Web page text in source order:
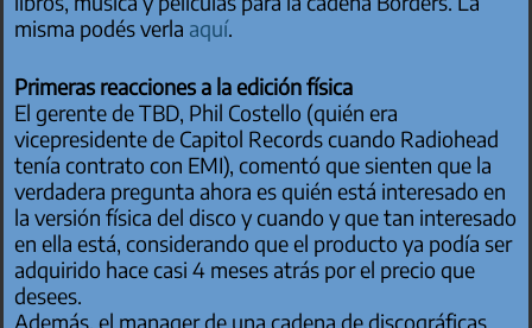
misma podés verla aquí.
Primeras reacciones a la edición física
El gerente de TBD, Phil Costello (quién era
vicepresidente de Capitol Records cuando Radiohead
tenía contrato con EMI), comentó que sienten que la
verdadera pregunta ahora es quién está interesado en
la versión física del disco y cuando y que tan interesado
en ella está, considerando que el producto ya podía ser
adquirido hace casi 4 meses atrás por el precio que
desees.
Además, el manager de una cadena de discográficas